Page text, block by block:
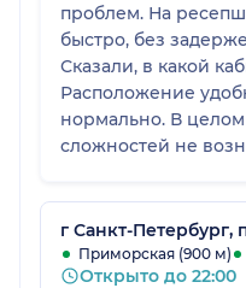
проблем. На
быстро, без
Сказали, в какой
Расположение
нормально. В
сложностей не
г Санкт-Петербург,
Приморская (900 м)
Открыто до 22:00